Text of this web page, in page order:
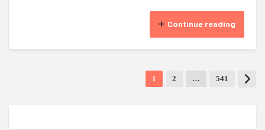
Continue reading
1 2 … 541